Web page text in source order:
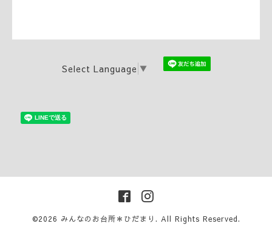
Select Language ▼
©2026 みんなのお台所＊ひだまり . All Rights Reserved.